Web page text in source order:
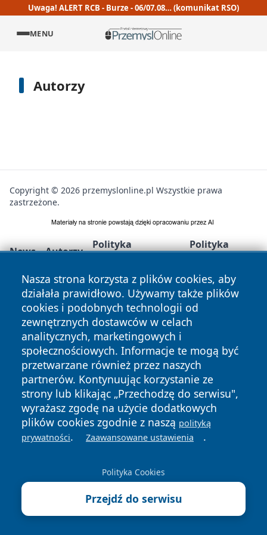
Uwaga! ALERT RCB - Burze - 06/07.08… (komunikat RSO)
MENU
Autorzy
Nasza strona korzysta z plików cookies, aby
działała prawidłowo. Używamy także plików
cookies i podobnych technologii od
zewnętrznych dostawców w celach
analitycznych, marketingowych i
społecznościowych. Informacje te mogą być
przetwarzane również przez naszych
partnerów. Kontynuując korzystanie ze
strony lub klikając „Przechodzę do serwisu",
wyrażasz zgodę na użycie dodatkowych
plików cookies zgodnie z naszą polityką
prywatności. Zaawansowane ustawienia .
Polityka Cookies
Przejdź do serwisu
Copyright © 2026 przemyslonline.pl Wszystkie prawa
zastrzeżone.
News Autorzy
Polityka
Polityka